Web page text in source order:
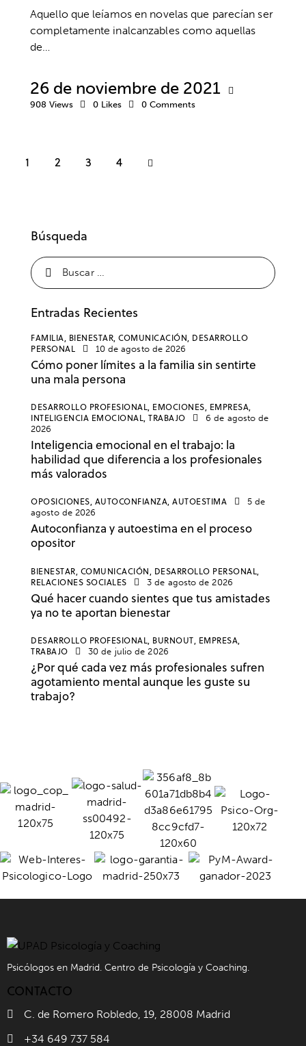
Aquello que leíamos en novelas que parecían ser
completamente inalcanzables como aquellas
de…
26 de noviembre de 2021
908 Views 0 Likes 0 Comments
1 2 3 4
Búsqueda
Entradas Recientes
FAMILIA, BIENESTAR, COMUNICACIÓN, DESARROLLO
PERSONAL
10 de agosto de 2026
Cómo poner límites a la familia sin sentirte
una mala persona
DESARROLLO PROFESIONAL, EMOCIONES, EMPRESA,
INTELIGENCIA EMOCIONAL, TRABAJO
6 de agosto de
2026
Inteligencia emocional en el trabajo: la
habilidad que diferencia a los profesionales
más valorados
OPOSICIONES, AUTOCONFIANZA, AUTOESTIMA
5 de
agosto de 2026
Autoconfianza y autoestima en el proceso
opositor
BIENESTAR, COMUNICACIÓN, DESARROLLO PERSONAL,
RELACIONES SOCIALES
3 de agosto de 2026
Qué hacer cuando sientes que tus amistades
ya no te aportan bienestar
DESARROLLO PROFESIONAL, BURNOUT, EMPRESA,
TRABAJO
30 de julio de 2026
¿Por qué cada vez más profesionales sufren
agotamiento mental aunque les guste su
trabajo?
Psicólogos en Madrid. Centro de Psicología y Coaching.
CONTACTO
C. de Romero Robledo, 19, 28008 Madrid
+34 649 737 584